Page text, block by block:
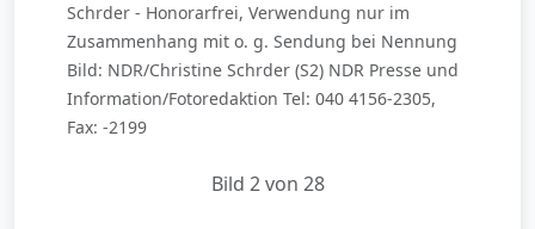
Schrder - Honorarfrei, Verwendung nur im
Zusammenhang mit o. g. Sendung bei Nennung
Bild: NDR/Christine Schrder (S2) NDR Presse und
Information/Fotoredaktion Tel: 040 4156-2305,
Fax: -2199
Bild 2 von 28